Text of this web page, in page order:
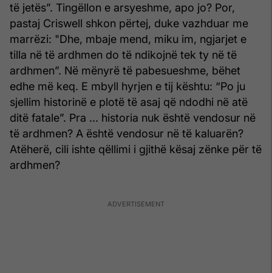
të jetës”. Tingëllon e arsyeshme, apo jo? Por,
pastaj Criswell shkon përtej, duke vazhduar me
marrëzi: "Dhe, mbaje mend, miku im, ngjarjet e
tilla në të ardhmen do të ndikojnë tek ty në të
ardhmen”. Në mënyrë të pabesueshme, bëhet
edhe më keq. E mbyll hyrjen e tij kështu: “Po ju
sjellim historinë e plotë të asaj që ndodhi në atë
ditë fatale”. Pra ... historia nuk është vendosur në
të ardhmen? A është vendosur në të kaluarën?
Atëherë, cili ishte qëllimi i gjithë kësaj zënke për të
ardhmen?